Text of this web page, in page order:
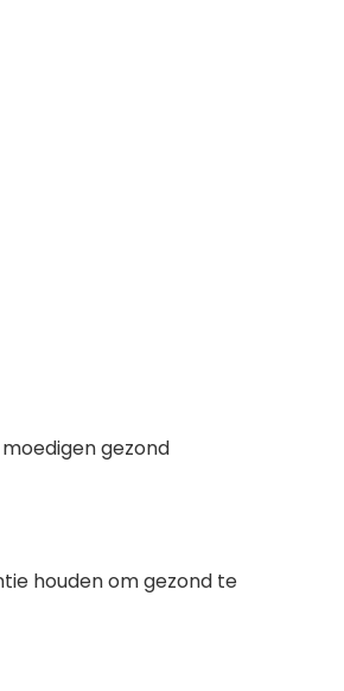
gezond
houden om gezond te